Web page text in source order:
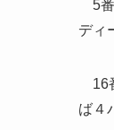
5番
ディ
16
ば４